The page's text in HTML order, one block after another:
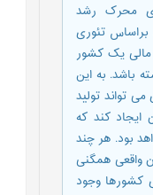
محرک رشد
تئوری
یک کشور
باشد. به این
تواند تولید
کند که
بود. هر چند
واقعی همگنی
کشورها وجود